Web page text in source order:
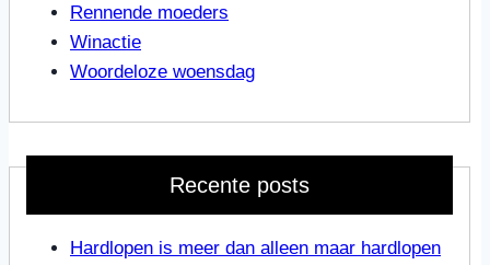
Rennende moeders
Winactie
Woordeloze woensdag
Recente posts
Hardlopen is meer dan alleen maar hardlopen